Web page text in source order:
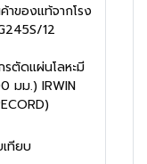
าของแท้จากโรง
12
รตัดแผ่นโลหะมี
มม.) IRWIN
เทียบ